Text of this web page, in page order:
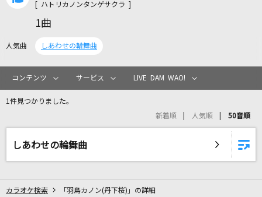
カラオケリクエスト
リアルタイムで歌われている曲の一覧
[ ハトリカノンタンゲサクラ ]
1曲
人気曲 しあわせの輪舞曲
コンテンツ サービス LIVE DAM WAO!
1件見つかりました。
新着順 人気順 50音順
しあわせの輪舞曲
カラオケ検索 「羽鳥カノン(丹下桜)」の詳細